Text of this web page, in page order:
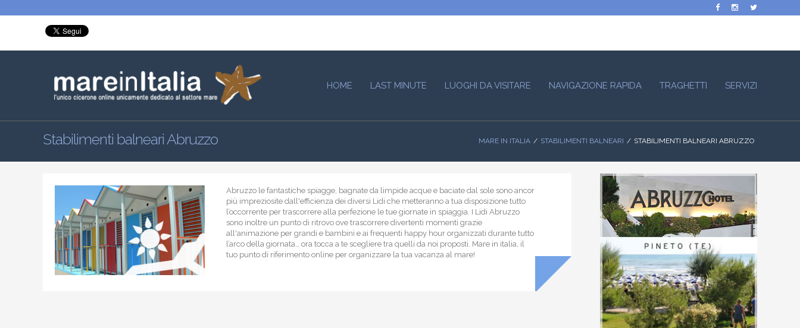
HOME LAST MINUTE LUOGHI DA VISITARE NAVIGAZIONE RAPIDA TRAGHETTI SERVIZI
Stabilimenti balneari Abruzzo MARE IN ITALIA STABILIMENTI BALNEARI STABILIMENTI BALNEARI ABRUZZO
Abruzzo le fantastiche spiagge, bagnate da limpide acque e baciate dal sole sono ancor
più impreziosite dall'efficienza dei diversi Lidi che metteranno a tua disposizione tutto
l’occorrente per trascorrere alla perfezione le tue giornate in spiaggia. I Lidi Abruzzo
sono inoltre un punto di ritrovo ove trascorrere divertenti momenti grazie
all'animazione per grandi e bambini e ai frequenti happy hour organizzati durante tutto
l’arco della giornata… ora tocca a te scegliere tra quelli da noi proposti. Mare in italia, il
tuo punto di riferimento online per organizzare la tua vacanza al mare!